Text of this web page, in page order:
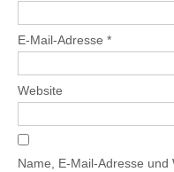
E-Mail-Adresse *
Website
Name, E-Mail-Adresse